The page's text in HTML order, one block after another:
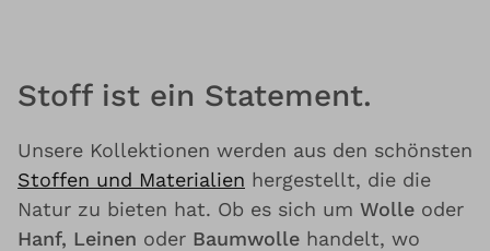
Stoff ist ein Statement.
Unsere Kollektionen werden aus den schönsten
Stoffen und Materialien hergestellt, die die
Natur zu bieten hat. Ob es sich um Wolle oder
Hanf, Leinen oder Baumwolle handelt, wo